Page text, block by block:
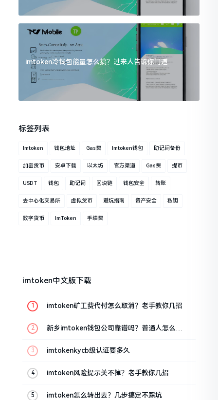
imtoken冷钱包能量怎么搞？过来人告诉你门道
标签列表
Imtoken 钱包地址 Gas费 Imtoken钱包 助记词备份
加密货币 安卓下载 以太坊 官方渠道 Gas费 提币
USDT 钱包 助记词 区块链 钱包安全 转账
去中心化交易所 虚拟货币 避坑指南 资产安全 私钥
数字货币 ImToken 手续费
imtoken中文版下载
imtoken矿工费代付怎么取消？老手教你几招
新乡imtoken钱包公司靠谱吗？普通人怎么避
imtokenkycb级认证要多久
imtoken风险提示关不掉？老手教你几招
imtoken怎么转出去？几步搞定不踩坑